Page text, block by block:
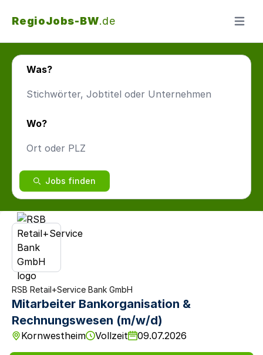
RegioJobs-BW.de Menü
Was?
Wo?
Jobs finden
RSB Retail+Service Bank GmbH
Mitarbeiter Bankorganisation &
Rechnungswesen (m/w/d)
Kornwestheim Vollzeit 09.07.2026